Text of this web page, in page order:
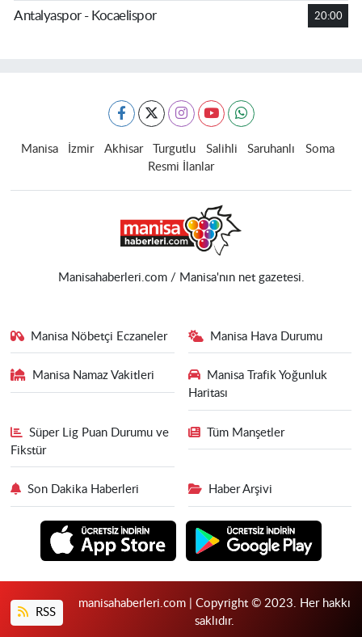
Antalyaspor - Kocaelispor 20:00
Manisa İzmir Akhisar Turgutlu Salihli Saruhanlı
Soma
Resmi İlanlar
Manisahaberleri.com / Manisa'nın net gazetesi.
Manisa Nöbetçi Eczaneler Manisa Hava Durumu
Manisa Namaz Vakitleri
Manisa Trafik Yoğunluk
Haritası
Süper Lig Puan Durumu ve
Fikstür
Tüm Manşetler
Son Dakika Haberleri Haber Arşivi
RSS
manisahaberleri.com | Copyright © 2023. Her hakkı
saklıdır.